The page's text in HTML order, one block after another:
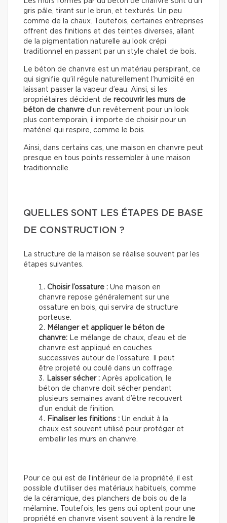
gris pâle, tirant sur le brun, et texturés. Un peu
comme de la chaux. Toutefois, certaines entreprises
offrent des finitions et des teintes diverses, allant
de la pigmentation naturelle au look crépi
traditionnel en passant par un style chalet de bois.
Le béton de chanvre est un matériau perspirant, ce
qui signifie qu’il régule naturellement l’humidité en
laissant passer la vapeur d’eau. Ainsi, si les
propriétaires décident de recouvrir les murs de
béton de chanvre d’un revêtement pour un look
plus contemporain, il importe de choisir pour un
matériel qui respire, comme le bois.
Ainsi, dans certains cas, une maison en chanvre peut
presque en tous points ressembler à une maison
traditionnelle.
QUELLES SONT LES ÉTAPES DE BASE
DE CONSTRUCTION ?
La structure de la maison se réalise souvent par les
étapes suivantes.
Choisir l’ossature : Une maison en
chanvre repose généralement sur une
ossature en bois, qui servira de structure
porteuse.
Mélanger et appliquer le béton de
chanvre:
Le mélange de chaux, d’eau et de
chanvre est appliqué en couches
successives autour de l’ossature. Il peut
être projeté ou coulé dans un coffrage.
Laisser sécher : Après application, le
béton de chanvre doit sécher pendant
plusieurs semaines avant d’être recouvert
d’un enduit de finition.
Finaliser les finitions : Un enduit à la
chaux est souvent utilisé pour protéger et
embellir les murs en chanvre.
Pour ce qui est de l’intérieur de la propriété, il est
possible d’utiliser des matériaux habituels, comme
de la céramique, des planchers de bois ou de la
mélamine. Toutefois, les gens qui optent pour une
propriété en chanvre visent souvent à la rendre
le